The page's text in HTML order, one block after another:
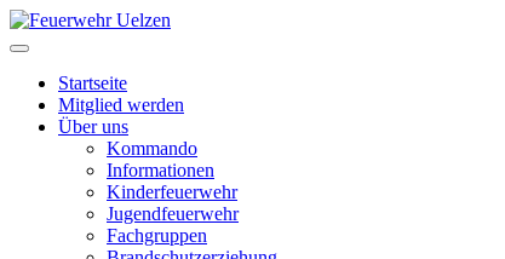
Startseite
Mitglied werden
Über uns
Kommando
Informationen
Kinderfeuerwehr
Jugendfeuerwehr
Fachgruppen